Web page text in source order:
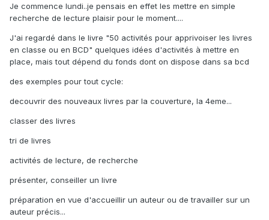
Je commence lundi..je pensais en effet les mettre en simple
recherche de lecture plaisir pour le moment....
J'ai regardé dans le livre "50 activités pour apprivoiser les livres
en classe ou en BCD" quelques idées d'activités à mettre en
place, mais tout dépend du fonds dont on dispose dans sa bcd
des exemples pour tout cycle:
decouvrir des nouveaux livres par la couverture, la 4eme...
classer des livres
tri de livres
activités de lecture, de recherche
présenter, conseiller un livre
préparation en vue d'accueillir un auteur ou de travailler sur un
auteur précis...